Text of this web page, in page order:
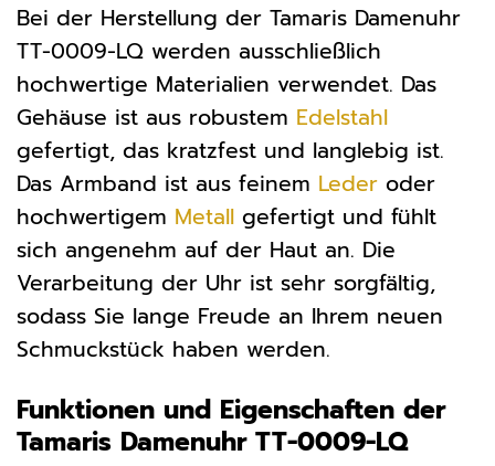
Bei der Herstellung der Tamaris Damenuhr
TT-0009-LQ werden ausschließlich
hochwertige Materialien verwendet. Das
Gehäuse ist aus robustem Edelstahl
gefertigt, das kratzfest und langlebig ist.
Das Armband ist aus feinem Leder oder
hochwertigem Metall gefertigt und fühlt
sich angenehm auf der Haut an. Die
Verarbeitung der Uhr ist sehr sorgfältig,
sodass Sie lange Freude an Ihrem neuen
Schmuckstück haben werden.
Funktionen und Eigenschaften der
Tamaris Damenuhr TT-0009-LQ